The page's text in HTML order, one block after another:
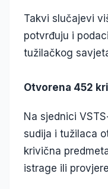
Takvi slučajevi
potvrđuju i
tužilačkog
Otvorena 452
Na sjednici
sudija i tužilaca
krivična
istrage ili